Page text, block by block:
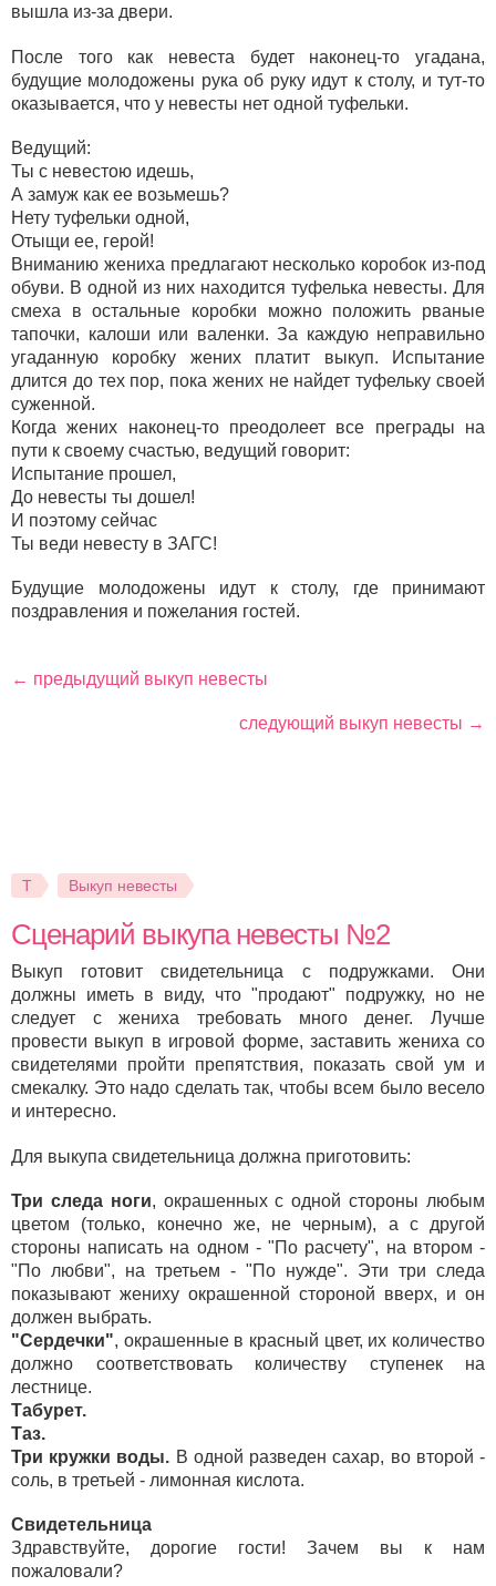
вышла из-за двери.
После того как невеста будет наконец-то угадана,
будущие молодожены рука об руку идут к столу, и тут-то
оказывается, что у невесты нет одной туфельки.
Ведущий:
Ты с невестою идешь,
А замуж как ее возьмешь?
Нету туфельки одной,
Отыщи ее, герой!
Вниманию жениха предлагают несколько коробок из-под
обуви. В одной из них находится туфелька невесты. Для
смеха в остальные коробки можно положить рваные
тапочки, калоши или валенки. За каждую неправильно
угаданную коробку жених платит выкуп. Испытание
длится до тех пор, пока жених не найдет туфельку своей
суженной.
Когда жених наконец-то преодолеет все преграды на
пути к своему счастью, ведущий говорит:
Испытание прошел,
До невесты ты дошел!
И поэтому сейчас
Ты веди невесту в ЗАГС!
Будущие молодожены идут к столу, где принимают
поздравления и пожелания гостей.
← предыдущий выкуп невесты
следующий выкуп невесты →
Т Выкуп невесты
Сценарий выкупа невесты №2
Выкуп готовит свидетельница с подружками. Они
должны иметь в виду, что "продают" подружку, но не
следует с жениха требовать много денег. Лучше
провести выкуп в игровой форме, заставить жениха со
свидетелями пройти препятствия, показать свой ум и
смекалку. Это надо сделать так, чтобы всем было весело
и интересно.
Для выкупа свидетельница должна приготовить:
Три следа ноги, окрашенных с одной стороны любым
цветом (только, конечно же, не черным), а с другой
стороны написать на одном - "По расчету", на втором -
"По любви", на третьем - "По нужде". Эти три следа
показывают жениху окрашенной стороной вверх, и он
должен выбрать.
"Сердечки", окрашенные в красный цвет, их количество
должно соответствовать количеству ступенек на
лестнице.
Табурет.
Таз.
Три кружки воды. В одной разведен сахар, во второй -
соль, в третьей - лимонная кислота.
Свидетельница
Здравствуйте, дорогие гости! Зачем вы к нам
пожаловали?